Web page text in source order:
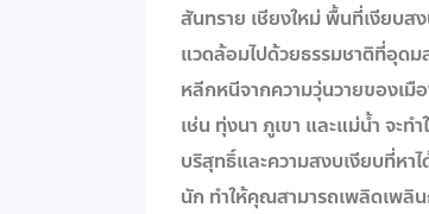
สันทราย เชียงใหม่ พื้นที่เงียบส
แวดล้อมไปด้วยธรรมชาติที่อุดม
หลีกหนีจากความวุ่นวายของเ
เช่น ทุ่งนา ภูเขา และแม่น้ำ จะ
บริสุทธิ์และความสงบเงียบที่หา
นัก ทำให้คุณสามารถเพลิดเพลิ